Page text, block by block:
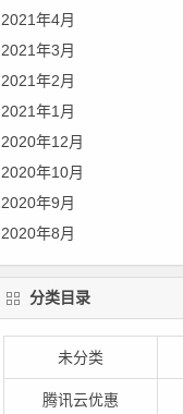
2021年4月
2021年3月
2021年2月
2021年1月
2020年12月
2020年10月
2020年9月
2020年8月
分类目录
未分类
腾讯云优惠